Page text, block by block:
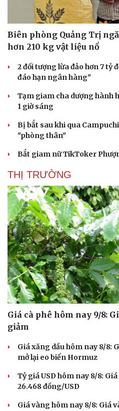
Biên phòng Quảng Trị
hơn 210 kg vật liệu nổ
2 đối tượng lừa đảo hơn 7 tỷ
đáo hạn ngân hàng"
Tạm giam cha dượng hành
1 giờ sáng
Bị bắt sau khi qua
"phòng thân"
Bắt giam nữ TikToker
THỊ TRƯỜNG
Giá cà phê hôm nay 9/8:
giảm
Giá xăng dầu hôm nay 8/8:
mở lại eo biển Hormuz
Tỷ giá USD hôm nay 8/8:
26.468 đồng/USD
Giá vàng hôm nay 8/8: Giá